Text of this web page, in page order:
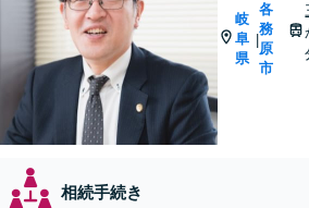
岐
阜
県
|
各
務
原
市
相続手続き